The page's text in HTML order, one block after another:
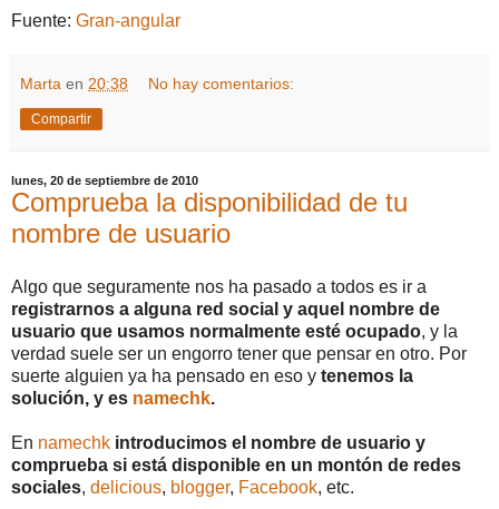
Fuente: Gran-angular
Marta en 20:38 No hay comentarios:
Compartir
lunes, 20 de septiembre de 2010
Comprueba la disponibilidad de tu
nombre de usuario
Algo que seguramente nos ha pasado a todos es ir a
registrarnos a alguna red social y aquel nombre de
usuario que usamos normalmente esté ocupado, y la
verdad suele ser un engorro tener que pensar en otro. Por
suerte alguien ya ha pensado en eso y tenemos la
solución, y es namechk.
En namechk introducimos el nombre de usuario y
comprueba si está disponible en un montón de redes
sociales, delicious, blogger, Facebook, etc.